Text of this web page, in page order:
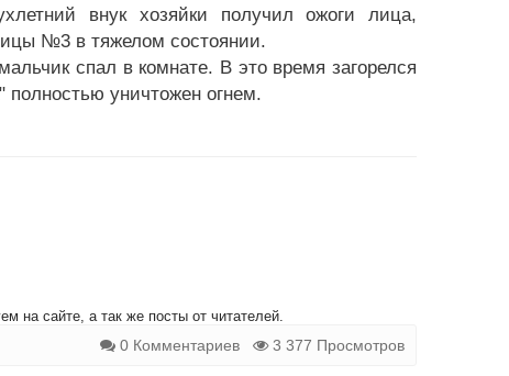
внук хозяйки получил ожоги лица,
№3 в тяжелом состоянии.
спал в комнате. В это время загорелся
уничтожен огнем.
на сайте, а так же посты от читателей.
0 Комментариев 3 377 Просмотров